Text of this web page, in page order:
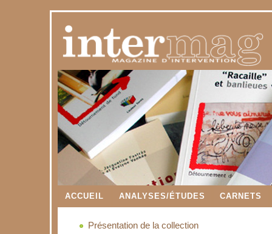
ACCUEIL ANALYSES/ÉTUDES CARNETS
Présentation de la collection